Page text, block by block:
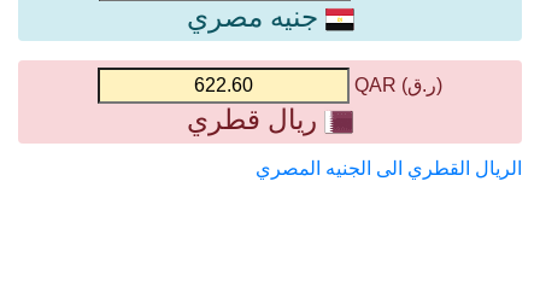
جنيه مصري
(ر.ق) QAR
ريال قطري
الريال القطري الى الجنيه المصري